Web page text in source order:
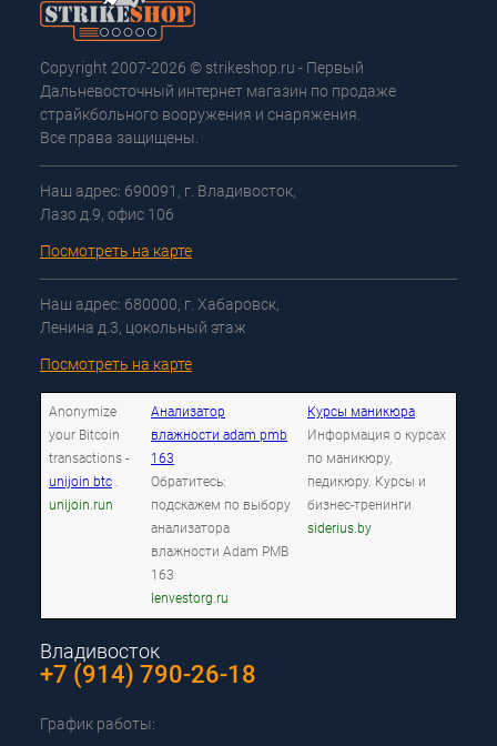
Copyright 2007-2026 © strikeshop.ru - Первый
Дальневосточный интернет магазин по продаже
страйкбольного вооружения и снаряжения.
Все права защищены.
Наш адрес: 690091, г. Владивосток,
Лазо д.9, офис 106
Посмотреть на карте
Наш адрес: 680000, г. Хабаровск,
Ленина д.3, цокольный этаж
Посмотреть на карте
Anonymize
your Bitcoin
transactions -
unijoin btc .
unijoin.run
Анализатор
влажности adam pmb
163
Обратитесь:
подскажем по выбору
анализатора
влажности Adam PMB
163
lenvestorg.ru
Курсы маникюра
Информация о курсах
по маникюру,
педикюру. Курсы и
бизнес-тренинги
siderius.by
Владивосток
+7 (914) 790-26-18
График работы: